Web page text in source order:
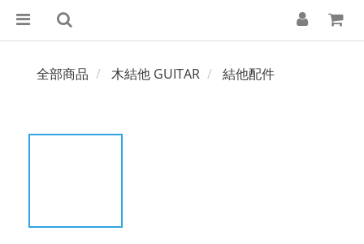
全部商品 木結他 GUITAR 結他配件